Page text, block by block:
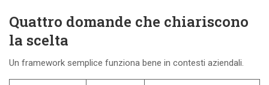
Quattro domande che chiariscono
la scelta
Un framework semplice funziona bene in contesti aziendali.